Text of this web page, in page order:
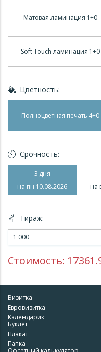
Матовая ламинация 1+0
Soft Touch ламинация 1+0
Цветность:
Полноцветная печать 4+0
Срочность:
3 дня
на пн 10.08.2026
на
Тираж:
1 000
Стоимость:
Визитка
Евровизитка
Календарик
Буклет
Плакат
Папка